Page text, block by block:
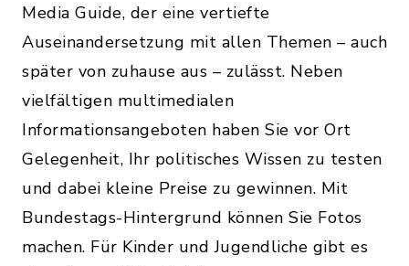
Media Guide, der eine vertiefte
Auseinandersetzung mit allen Themen – auch
später von zuhause aus – zulässt. Neben
vielfältigen multimedialen
Informationsangeboten haben Sie vor Ort
Gelegenheit, Ihr politisches Wissen zu testen
und dabei kleine Preise zu gewinnen. Mit
Bundestags-Hintergrund können Sie Fotos
machen. Für Kinder und Jugendliche gibt es